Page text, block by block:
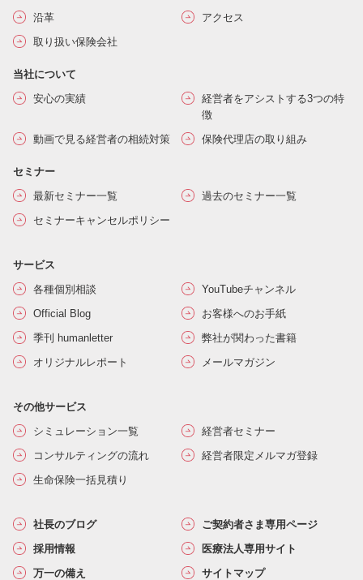
沿革
アクセス
取り扱い保険会社
当社について
安心の実績
経営者をアシストする3つの特
徴
動画で見る経営者の相続対策
保険代理店の取り組み
セミナー
最新セミナー一覧
過去のセミナー一覧
セミナーキャンセルポリシー
サービス
各種個別相談
YouTubeチャンネル
Official Blog
お客様へのお手紙
季刊 humanletter
弊社が関わった書籍
オリジナルレポート
メールマガジン
その他サービス
シミュレーション一覧
経営者セミナー
コンサルティングの流れ
経営者限定メルマガ登録
生命保険一括見積り
社長のブログ
ご契約者さま専用ページ
採用情報
医療法人専用サイト
万一の備え
サイトマップ